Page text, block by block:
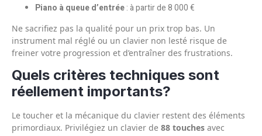
Piano à queue d’entrée: à partir de 8 000 €
Ne sacrifiez pas la qualité pour un prix trop bas. Un
instrument mal réglé ou un clavier non lesté risque de
freiner votre progression et d’entraîner des frustrations.
Quels critères techniques sont
réellement importants?
Le toucher et la mécanique du clavier restent des éléments
primordiaux. Privilégiez un clavier de 88 touches avec